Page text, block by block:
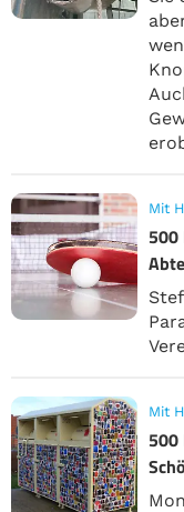
Mit
500
Mit
500